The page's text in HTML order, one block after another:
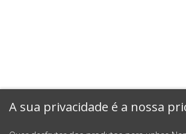
A sua privacidade é a nossa